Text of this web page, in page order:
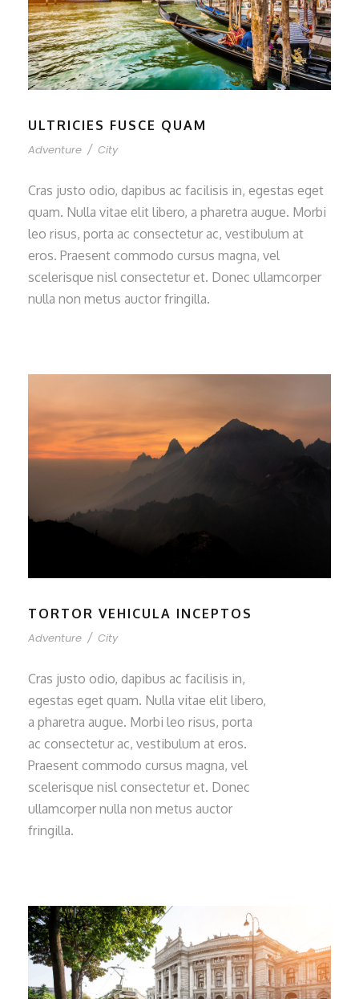
ULTRICIES FUSCE QUAM
Adventure / City
Cras justo odio, dapibus ac facilisis in, egestas eget
quam. Nulla vitae elit libero, a pharetra augue. Morbi
leo risus, porta ac consectetur ac, vestibulum at
eros. Praesent commodo cursus magna, vel
scelerisque nisl consectetur et. Donec ullamcorper
nulla non metus auctor fringilla.
TORTOR VEHICULA INCEPTOS
Adventure / City
Cras justo odio, dapibus ac facilisis in,
egestas eget quam. Nulla vitae elit libero,
a pharetra augue. Morbi leo risus, porta
ac consectetur ac, vestibulum at eros.
Praesent commodo cursus magna, vel
scelerisque nisl consectetur et. Donec
ullamcorper nulla non metus auctor
fringilla.